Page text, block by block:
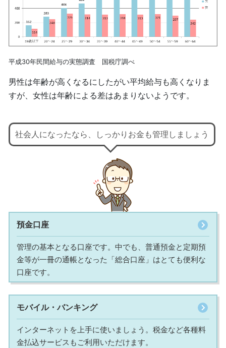
平成30年民間給与の実態調査 国税庁調べ
男性は年齢が高くなるにしたがい平均給与も高くなりま
すが、女性は年齢による差はあまりないようです。
社会人になったなら、しっかりお金も管理しましょう
預金口座
管理の基本となる口座です。中でも、普通預金と定期預
金等が一冊の通帳となった「総合口座」はとても便利な
口座です。
モバイル・バンキング
インターネットを上手に使いましょう。税金など各種料
金払込サービスもご利用いただけます。